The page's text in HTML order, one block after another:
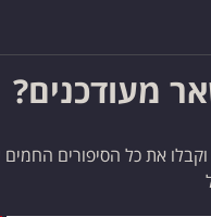
מעודכנים?
את כל הסיפורים